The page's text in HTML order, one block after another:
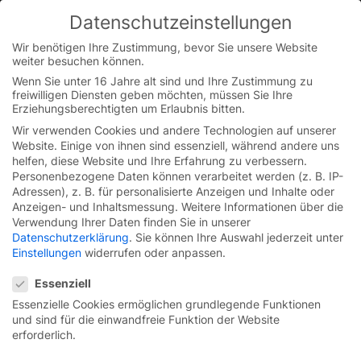
You are currently on the Austrian German website.
Switch to the English version.
Skip
content
Startseite /Blog/Problemlos Parken in Fernost:
Parksystemtore
Datenschutzeinstellungen
Wir benötigen Ihre Zustimmung, bevor Sie unsere Website
weiter besuchen können.
Wenn Sie unter 16 Jahre alt sind und Ihre Zustimmung zu
freiwilligen Diensten geben möchten, müssen Sie Ihre
Erziehungsberechtigten um Erlaubnis bitten.
Wir verwenden Cookies und andere Technologien auf unserer
Website. Einige von ihnen sind essenziell, während andere uns
helfen, diese Website und Ihre Erfahrung zu verbessern.
Personenbezogene Daten können verarbeitet werden (z. B. IP-
Adressen), z. B. für personalisierte Anzeigen und Inhalte oder
Anzeigen- und Inhaltsmessung. Weitere Informationen über die
Verwendung Ihrer Daten finden Sie in unserer
Datenschutzerklärung. Sie können Ihre Auswahl jederzeit unter
Einstellungen widerrufen oder anpassen.
Essenziell
Essenzielle Cookies ermöglichen grundlegende Funktionen
und sind für die einwandfreie Funktion der Website
erforderlich.